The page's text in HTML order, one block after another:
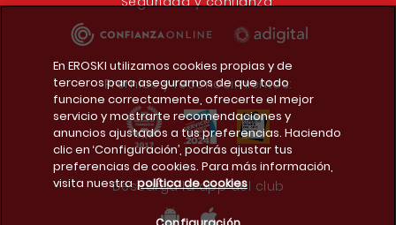
Premios y reconocimientos:
Descarga la app del club
En EROSKI utilizamos cookies propias y de
terceros para asegurarnos de que todo
funcione correctamente, ofrecerte el mejor
servicio y mostrarte recomendaciones y
anuncios ajustados a tus preferencias. Haciendo
clic en ‘Configuración’, podrás ajustar tus
preferencias de cookies. Para más información,
visita nuestra política de cookies